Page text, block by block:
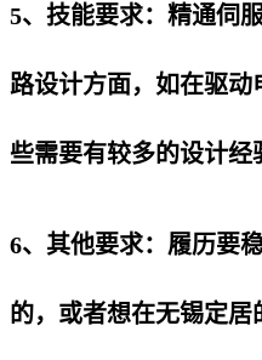
5、技能要求：精通伺
路设计方面，如在驱
些需要有较多的设计经
6、其他要求：履历要
的，或者想在无锡定居